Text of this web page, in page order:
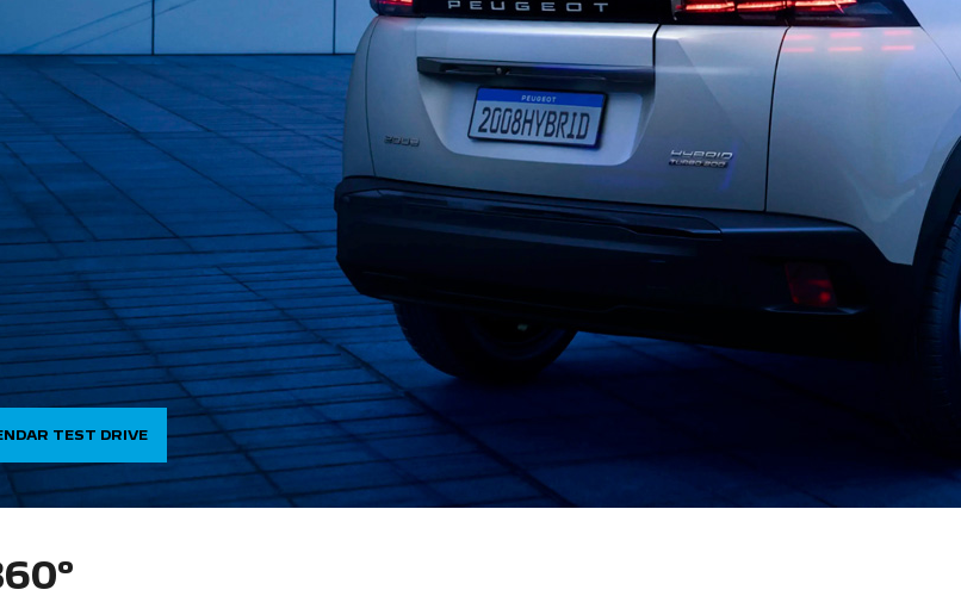
TEST DRIVE